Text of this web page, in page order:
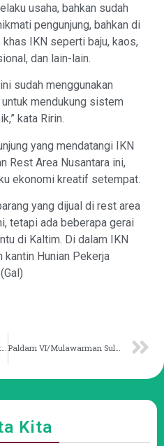
usaha, bahkan sudah
pengunjung, bahkan di
IKN seperti baju, kaos,
dan lain-lain.
sudah menggunakan
mendukung sistem
kata Ririn.
yang mendatangi IKN
Rest Area Nusantara ini,
ekonomi kreatif setempat.
yang dijual di rest area
tetapi ada beberapa gerai
di Kaltim. Di dalam IKN
kantin Hunian Pekerja
Pemkab Kubar dan PT BEK kolaborasi dongkrak mutu pendidikan Paldam VI/Mulawarman Suluh Kesehatan untuk Warga Samarinda
Kita